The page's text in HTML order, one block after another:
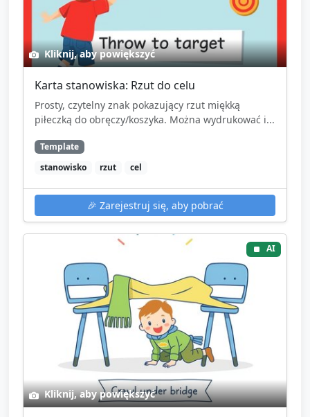
Kliknij, aby powiększyć
Karta stanowiska: Rzut do celu
Prosty, czytelny znak pokazujący rzut miękką
piłeczką do obręczy/koszyka. Można wydrukować i...
Template
stanowisko
rzut cel
🎉 Zarejestruj się, aby pobrać
AI
Kliknij, aby powiększyć